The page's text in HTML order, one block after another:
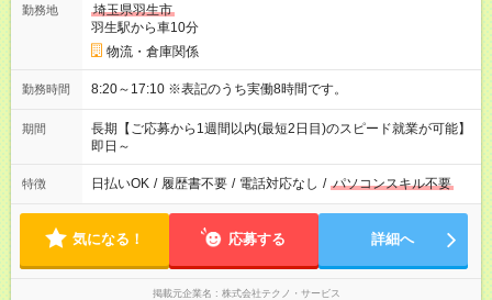
勤務地
埼玉県羽生市
羽生駅から車10分
物流・倉庫関係
勤務時間 8:20～17:10 ※表記のうち実働8時間です。
期間
長期【ご応募から1週間以内(最短2日目)のスピード就業が可能】
即日～
特徴 日払いOK / 履歴書不要 / 電話対応なし / パソコンスキル不要
気になる！ 応募する 詳細へ
掲載元企業名 株式会社テクノ・サービス